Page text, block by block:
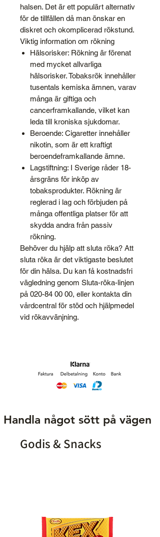
halsen. Det är ett populärt alternativ
för de tillfällen då man önskar en
diskret och okomplicerad rökstund.
Viktig information om rökning
Hälsorisker: Rökning är förenat
med mycket allvarliga
hälsorisker. Tobaksrök innehåller
tusentals kemiska ämnen, varav
många är giftiga och
cancerframkallande, vilket kan
leda till kroniska sjukdomar.
Beroende: Cigaretter innehåller
nikotin, som är ett kraftigt
beroendeframkallande ämne.
Lagstiftning: I Sverige råder 18-
årsgräns för inköp av
tobaksprodukter. Rökning är
reglerad i lag och förbjuden på
många offentliga platser för att
skydda andra från passiv
rökning.
Behöver du hjälp att sluta röka? Att
sluta röka är det viktigaste beslutet
för din hälsa. Du kan få kostnadsfri
vägledning genom Sluta-röka-linjen
på 020-84 00 00, eller kontakta din
vårdcentral för stöd och hjälpmedel
vid rökavvänjning.
Handla något sött på vägen
Godis & Snacks